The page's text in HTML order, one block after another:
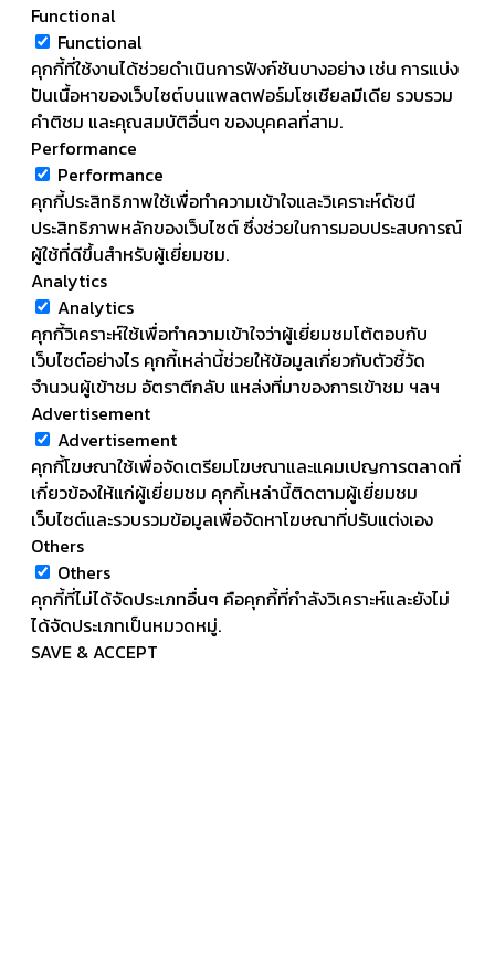
Functional
Functional
คุกกี้ที่ใช้งานได้ช่วยดำเนินการฟังก์ชันบางอย่าง เช่น การแบ่ง
ปันเนื้อหาของเว็บไซต์บนแพลตฟอร์มโซเชียลมีเดีย รวบรวม
คำติชม และคุณสมบัติอื่นๆ ของบุคคลที่สาม.
Performance
Performance
คุกกี้ประสิทธิภาพใช้เพื่อทำความเข้าใจและวิเคราะห์ดัชนี
ประสิทธิภาพหลักของเว็บไซต์ ซึ่งช่วยในการมอบประสบการณ์
ผู้ใช้ที่ดีขึ้นสำหรับผู้เยี่ยมชม.
Analytics
Analytics
คุกกี้วิเคราะห์ใช้เพื่อทำความเข้าใจว่าผู้เยี่ยมชมโต้ตอบกับ
เว็บไซต์อย่างไร คุกกี้เหล่านี้ช่วยให้ข้อมูลเกี่ยวกับตัวชี้วัด
จำนวนผู้เข้าชม อัตราตีกลับ แหล่งที่มาของการเข้าชม ฯลฯ
Advertisement
Advertisement
คุกกี้โฆษณาใช้เพื่อจัดเตรียมโฆษณาและแคมเปญการตลาดที่
เกี่ยวข้องให้แก่ผู้เยี่ยมชม คุกกี้เหล่านี้ติดตามผู้เยี่ยมชม
เว็บไซต์และรวบรวมข้อมูลเพื่อจัดหาโฆษณาที่ปรับแต่งเอง
Others
Others
คุกกี้ที่ไม่ได้จัดประเภทอื่นๆ คือคุกกี้ที่กำลังวิเคราะห์และยังไม่
ได้จัดประเภทเป็นหมวดหมู่.
SAVE & ACCEPT